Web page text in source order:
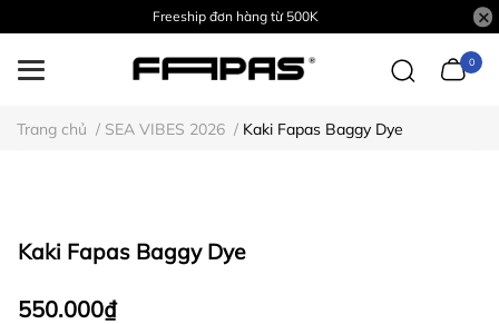
Freeship đơn hàng từ 500K
0
Trang chủ / SEA VIBES 2026 / Kaki Fapas Baggy Dye
Kaki Fapas Baggy Dye
550.000₫